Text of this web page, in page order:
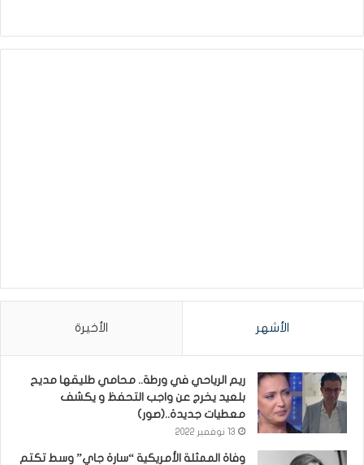
الأشهر الأخيرة
ريم الرياحي في ورطة.. محامي طليقها مديح
بلعيد يخرج عن واجب التحفظ و يكشف
معطيات جديدة..(صور)
13 نوفمبر 2022
وفاة الممثلة الأمريكية “سارة جاي” وسط تكتم